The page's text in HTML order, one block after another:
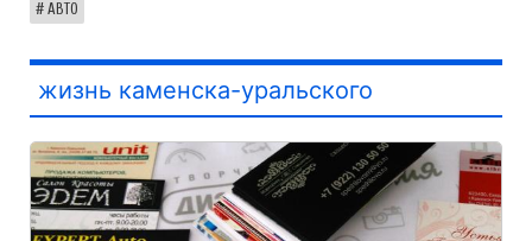
АВТО
жизнь каменска-уральского